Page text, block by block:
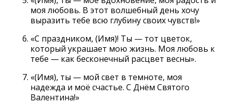
моя любовь. В этот волшебный день хочу
выразить тебе всю глубину своих чувств!»
«С праздником, (Имя)! Ты — тот цветок,
который украшает мою жизнь. Моя любовь к
тебе — как бесконечный расцвет весны».
«(Имя), ты — мой свет в темноте, моя
надежда и моё счастье. С Днём Святого
Валентина!»